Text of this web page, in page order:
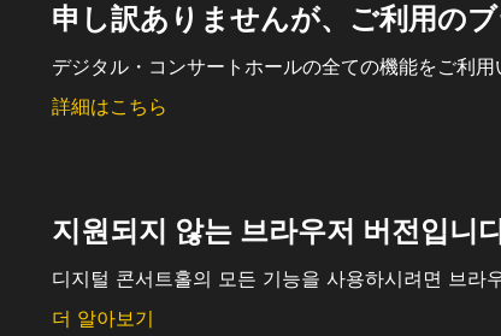
申し訳ありませんが、ご利用の
デジタル・コンサートホールの全ての機能をご利
詳細はこちら
지원되지 않는 브라우저 버전입니
디지털 콘서트홀의 모든 기능을 사용하시려면 브라
더 알아보기